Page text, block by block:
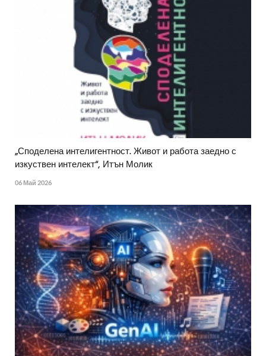
„Споделена интелигентност. Живот и работа заедно с
изкуствен интелект“, Итън Молик
06 Май 2026